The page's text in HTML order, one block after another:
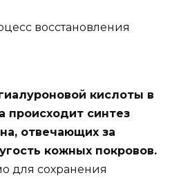
восстановления
кислоты в
происходит синтез
отвечающих за
кожных покровов.
для сохранения